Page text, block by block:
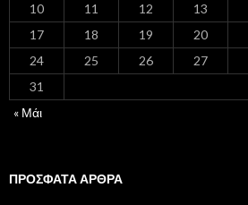
10
11 12 13
17
18 19 20
24
25 26 27
31
« Μάι
ΠΡΌΣΦΑΤΑ ΆΡΘΡΑ